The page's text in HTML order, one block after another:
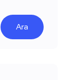
Ara